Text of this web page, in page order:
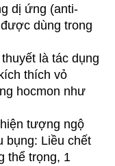
dị ứng (anti-
dùng trong
là tác dụng
thích vỏ
hocmon như
tượng ngộ
bụng: Liều chết
thể trọng, 1